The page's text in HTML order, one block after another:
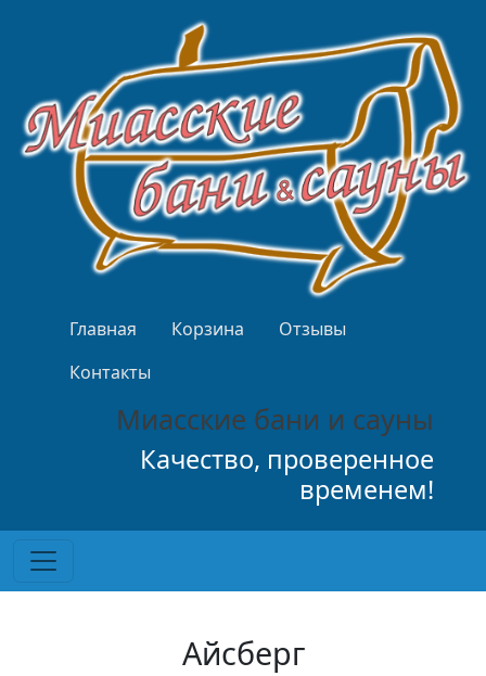
Верхнее меню
Главная Корзина
Отзывы
Контакты
Миасские бани и сауны
Качество, проверенное
временем!
Айсберг